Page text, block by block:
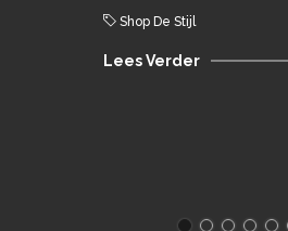
Shop De Stijl
Lees Verder